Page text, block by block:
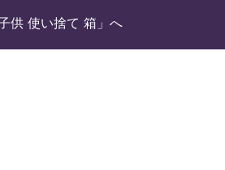
供 使い捨て 箱」へ